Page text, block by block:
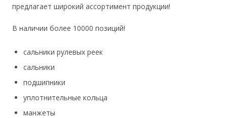
предлагает широкий ассортимент продукции!
В наличии более 10000 позиций!
сальники рулевых реек
сальники
подшипники
уплотнительные кольца
манжеты